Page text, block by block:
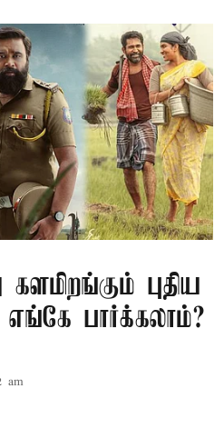
புதிய
பார்க்கலாம்?
am